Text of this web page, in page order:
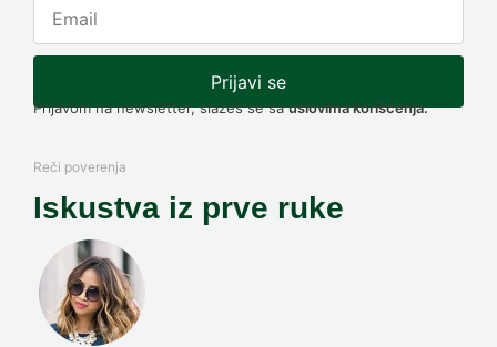
Prijavi se
Prijavom na newsletter, slažeš se sauslovima korišćenja.
Reči poverenja
Iskustva iz prve ruke